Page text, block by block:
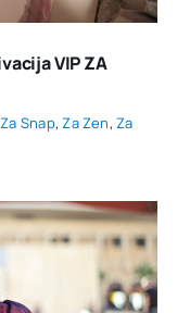
VIP ZA
Za Snap,Za Zen,Za